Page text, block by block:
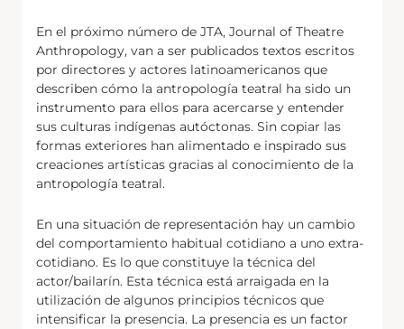
En el próximo número de JTA, Journal of Theatre
Anthropology, van a ser publicados textos escritos
por directores y actores latinoamericanos que
describen cómo la antropología teatral ha sido un
instrumento para ellos para acercarse y entender
sus culturas indígenas autóctonas. Sin copiar las
formas exteriores han alimentado e inspirado sus
creaciones artísticas gracias al conocimiento de la
antropología teatral.
En una situación de representación hay un cambio
del comportamiento habitual cotidiano a uno extra-
cotidiano. Es lo que constituye la técnica del
actor/bailarín. Esta técnica está arraigada en la
utilización de algunos principios técnicos que
intensificar la presencia. La presencia es un factor